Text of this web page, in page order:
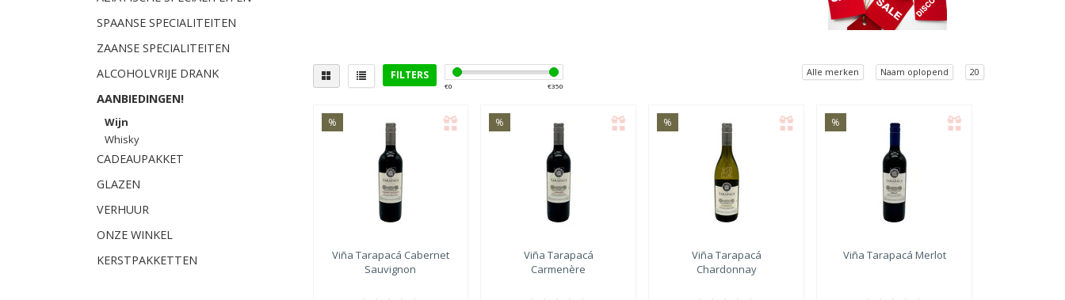
SPAANSE SPECIALITEITEN
ZAANSE SPECIALITEITEN
ALCOHOLVRIJE DRANK
AANBIEDINGEN!
Wijn
Whisky
CADEAUPAKKET
GLAZEN
VERHUUR
ONZE WINKEL
KERSTPAKKETTEN
FILTERS
€0 €350
Alle merken Naam oplopend 20
Serie
(7)
Lekker bij
%
Viña Tarapacá Cabernet
Sauvignon
%
Viña Tarapacá
Carmenère
%
Viña Tarapacá
Chardonnay
%
Viña Tarapacá Merlot